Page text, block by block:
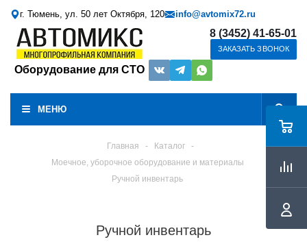
г. Тюмень, ул. 50 лет Октября, 120 info@avtomix72.ru
Оборудование для СТО
8 (3452) 41-65-01
ЗАКАЗАТЬ ЗВОНОК
МЕНЮ
Главная - Каталог
-
Моечное, уборочное оборудование и материалы
Ручной инвентарь
Ручной инвентарь